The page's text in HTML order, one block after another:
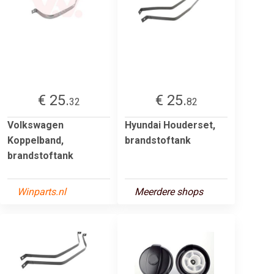
€ 25.32
Volkswagen
Koppelband,
brandstoftank
Winparts.nl
€ 25.82
Hyundai Houderset,
brandstoftank
Meerdere shops